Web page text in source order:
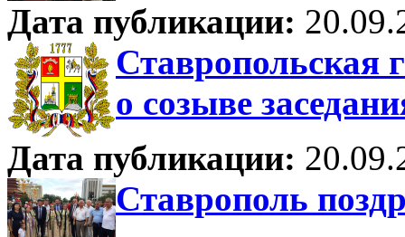
Дата публикации:
Ставропольская
о созыве
Дата публикации:
Ставрополь